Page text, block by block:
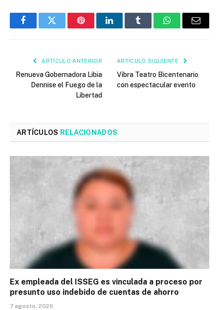
FacebookTwitter PinterestLinkedInTumblr WhatsAppEmail
ARTÍCULO ANTERIOR
Renueva Gobernadora Libia
Dennise el Fuego de la
Libertad
ARTÍCULO SIGUIENTE
Vibra Teatro Bicentenario
con espectacular evento
ARTÍCULOS RELACIONADOS
Ex empleada del ISSEG es vinculada a proceso por
presunto uso indebido de cuentas de ahorro
7 agosto, 2026